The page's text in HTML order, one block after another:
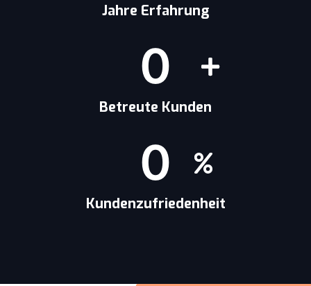
Jahre Erfahrung
Betreute Kunden
0
Kundenzufriedenheit
0